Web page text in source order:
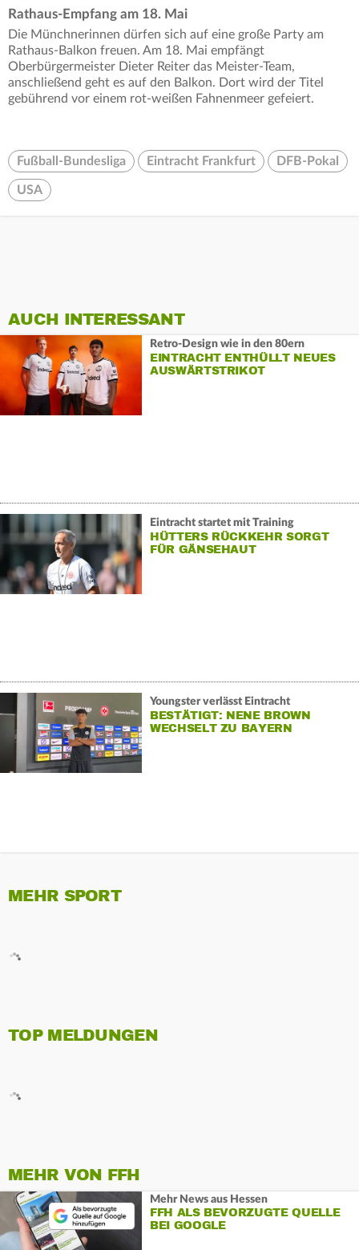
Rathaus-Empfang am 18. Mai
Die Münchnerinnen dürfen sich auf eine große Party am
Rathaus-Balkon freuen. Am 18. Mai empfängt
Oberbürgermeister Dieter Reiter das Meister-Team,
anschließend geht es auf den Balkon. Dort wird der Titel
gebührend vor einem rot-weißen Fahnenmeer gefeiert.
Fußball-Bundesliga Eintracht Frankfurt DFB-Pokal
USA
AUCH INTERESSANT
Retro-Design wie in den 80ern
EINTRACHT ENTHÜLLT NEUES
AUSWÄRTSTRIKOT
Eintracht startet mit Training
HÜTTERS RÜCKKEHR SORGT
FÜR GÄNSEHAUT
Youngster verlässt Eintracht
BESTÄTIGT: NENE BROWN
WECHSELT ZU BAYERN
MEHR SPORT
TOP MELDUNGEN
MEHR VON FFH
Mehr News aus Hessen
FFH ALS BEVORZUGTE QUELLE
BEI GOOGLE